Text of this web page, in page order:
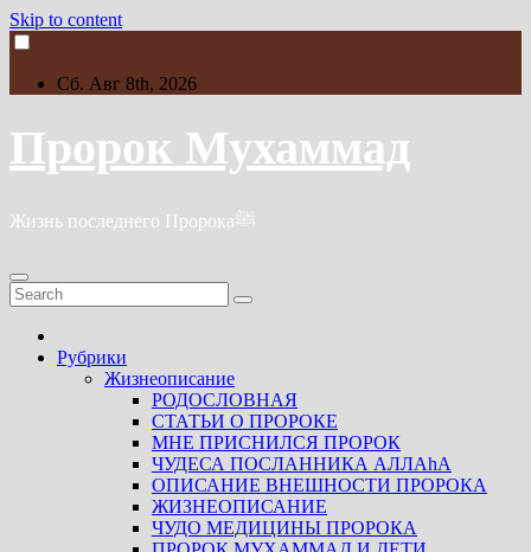
Skip to content
Сб. Авг 8th, 2026
Пророк Мухаммад
Жизнь последнего Пророкаﷺ
Рубрики
Жизнеописание
РОДОСЛОВНАЯ
СТАТЬИ О ПРОРОКЕ
МНЕ ПРИСНИЛСЯ ПРОРОК
ЧУДЕСА ПОСЛАННИКА АЛЛАhА
ОПИСАНИЕ ВНЕШНОСТИ ПРОРОКА
ЖИЗНЕОПИСАНИЕ
ЧУДО МЕДИЦИНЫ ПРОРОКА